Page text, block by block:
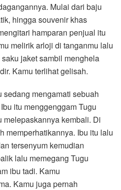
Mulai dari baju
hingga souvenir khas
hamparan penjual itu
melirik arloji di tanganmu lalu
jaket sambil menghela
Kamu terlihat gelisah.
mengamati sebuah
itu menggenggam Tugu
melepaskannya kembali. Di
memperhatikannya. Ibu itu lalu
tersenyum kemudian
lalu memegang Tugu
ibu tadi. Kamu
Kamu juga pernah